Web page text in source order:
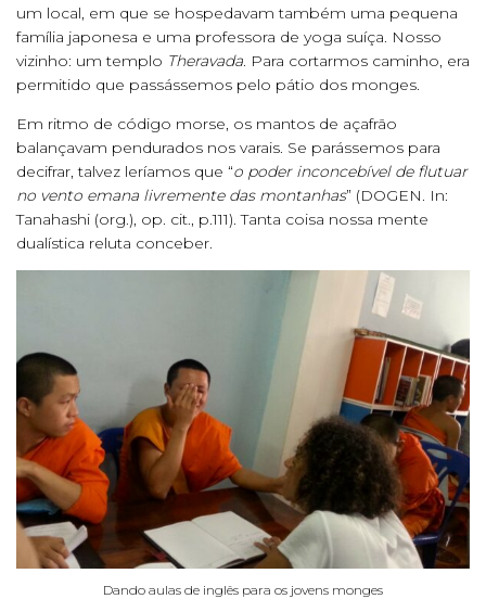
um local, em que se hospedavam também uma pequena
família japonesa e uma professora de yoga suíça. Nosso
vizinho: um templo Theravada. Para cortarmos caminho, era
permitido que passássemos pelo pátio dos monges.
Em ritmo de código morse, os mantos de açafrão
balançavam pendurados nos varais. Se parássemos para
decifrar, talvez leríamos que “o poder inconcebível de flutuar
no vento emana livremente das montanhas” (DOGEN. In:
Tanahashi (org.), op. cit., p.111). Tanta coisa nossa mente
dualística reluta conceber.
Dando aulas de inglês para os jovens monges